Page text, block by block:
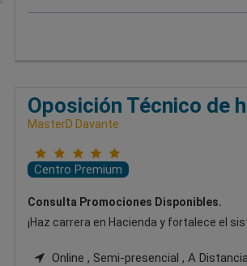
Oposición Técnico de
MasterD Davante
Centro Premium
Consulta Promociones Disponibles.
¡Haz carrera en Hacienda y fortalece el
Online , Semi-presencial , A